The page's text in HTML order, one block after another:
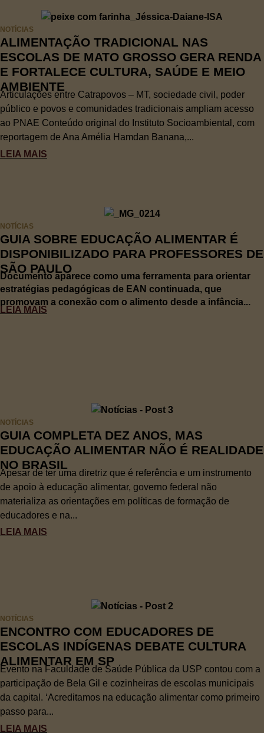
NOTÍCIAS
ALIMENTAÇÃO TRADICIONAL NAS
ESCOLAS DE MATO GROSSO GERA RENDA
E FORTALECE CULTURA, SAÚDE E MEIO
AMBIENTE
Articulações entre Catrapovos – MT, sociedade civil, poder
público e povos e comunidades tradicionais ampliam acesso
ao PNAE Conteúdo original do Instituto Socioambiental, com
reportagem de Ana Amélia Hamdan Banana,...
LEIA MAIS
NOTÍCIAS
GUIA SOBRE EDUCAÇÃO ALIMENTAR É
DISPONIBILIZADO PARA PROFESSORES DE
SÃO PAULO
Documento aparece como uma ferramenta para orientar
estratégias pedagógicas de EAN continuada, que
promovam a conexão com o alimento desde a infância...
LEIA MAIS
NOTÍCIAS
GUIA COMPLETA DEZ ANOS, MAS
EDUCAÇÃO ALIMENTAR NÃO É REALIDADE
NO BRASIL
Apesar de ter uma diretriz que é referência e um instrumento
de apoio à educação alimentar, governo federal não
materializa as orientações em políticas de formação de
educadores e na...
LEIA MAIS
NOTÍCIAS
ENCONTRO COM EDUCADORES DE
ESCOLAS INDÍGENAS DEBATE CULTURA
ALIMENTAR EM SP
Evento na Faculdade de Saúde Pública da USP contou com a
participação de Bela Gil e cozinheiras de escolas municipais
da capital. ‘Acreditamos na educação alimentar como primeiro
passo para...
LEIA MAIS